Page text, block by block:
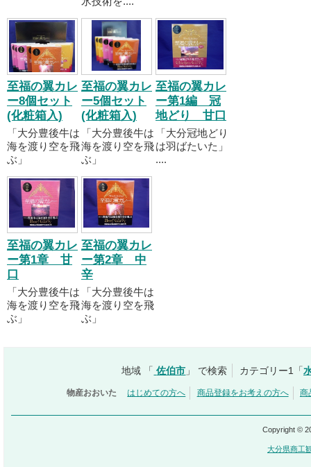
至福の翼カレ
ー8個セット
(化粧箱入)
「大分豊後牛は
海を渡り空を飛
ぶ」
至福の翼カレ
ー5個セット
(化粧箱入)
「大分豊後牛は
海を渡り空を飛
ぶ」
至福の翼カレ
ー第1編 冠
地どり 甘口
「大分冠地どり
は羽ばたいた」
....
至福の翼カレ
ー第1章 甘
口
「大分豊後牛は
海を渡り空を飛
ぶ」
至福の翼カレ
ー第2章 中
辛
「大分豊後牛は
海を渡り空を飛
ぶ」
地域 「 佐伯市 」 で検索 カテゴリー1「
物産おおいた はじめての方へ 商品登録をお考えの方へ 商
Copyright ©
大分県商工